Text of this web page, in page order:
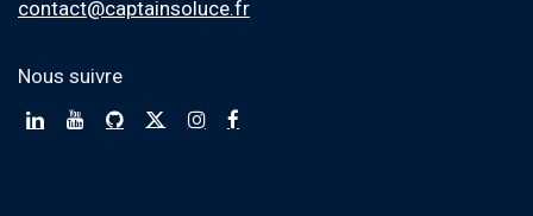
contact@captainsoluce.fr
Nous suivre